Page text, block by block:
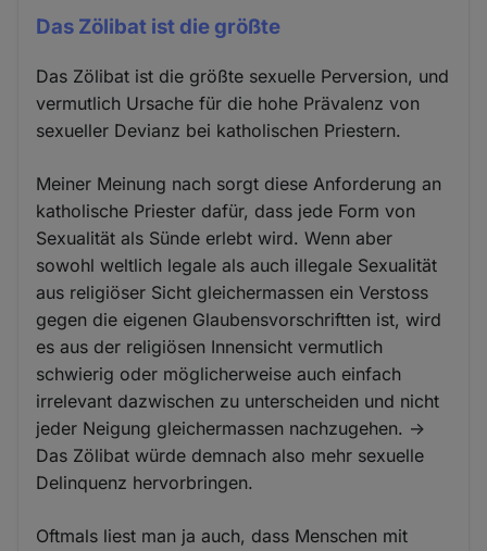
Das Zölibat ist die größte
Das Zölibat ist die größte sexuelle Perversion, und
vermutlich Ursache für die hohe Prävalenz von
sexueller Devianz bei katholischen Priestern.
Meiner Meinung nach sorgt diese Anforderung an
katholische Priester dafür, dass jede Form von
Sexualität als Sünde erlebt wird. Wenn aber
sowohl weltlich legale als auch illegale Sexualität
aus religiöser Sicht gleichermassen ein Verstoss
gegen die eigenen Glaubensvorschriftten ist, wird
es aus der religiösen Innensicht vermutlich
schwierig oder möglicherweise auch einfach
irrelevant dazwischen zu unterscheiden und nicht
jeder Neigung gleichermassen nachzugehen. ->
Das Zölibat würde demnach also mehr sexuelle
Delinquenz hervorbringen.
Oftmals liest man ja auch, dass Menschen mit